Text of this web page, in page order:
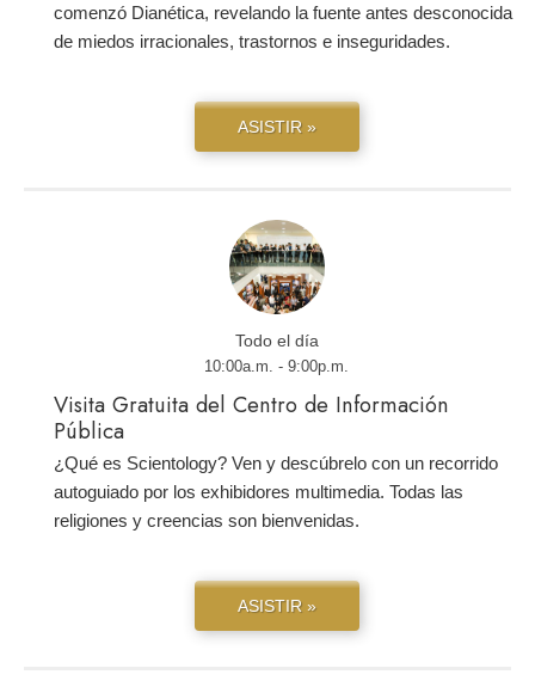
comenzó Dianética, revelando la fuente antes desconocida
de miedos irracionales, trastornos e inseguridades.
ASISTIR »
Todo el día
10:00a.m. - 9:00p.m.
Visita Gratuita del Centro de Información
Pública
¿Qué es Scientology? Ven y descúbrelo con un recorrido
autoguiado por los exhibidores multimedia. Todas las
religiones y creencias son bienvenidas.
ASISTIR »